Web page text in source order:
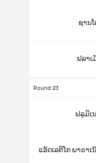
ຊານ
ຟລາເ
Round 23
ຟລູມິເ
ແອັດເລຕິໂກ ພາຣາເ